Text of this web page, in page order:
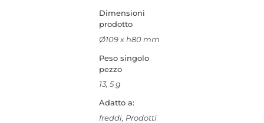
Dimensioni
prodotto
Ø109 x h80 mm
Peso singolo
pezzo
13, 5 g
Adatto a:
freddi, Prodotti